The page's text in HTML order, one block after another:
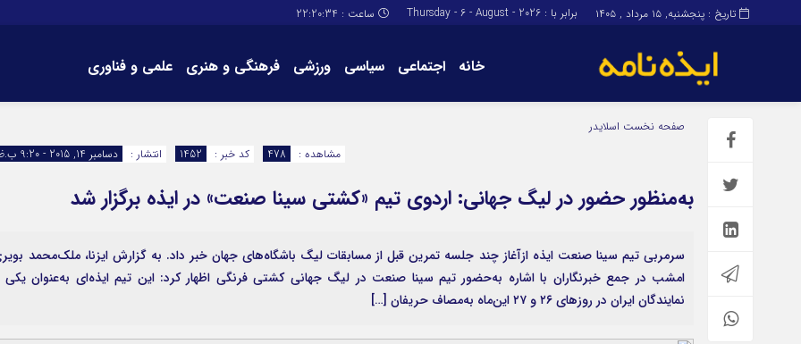
تاریخ : پنجشنبه, ۱۵ مرداد , ۱۴۰۵ برابر با : Thursday - 6 - August - 2026 ساعت : 22:20:34
خانه اجتماعی سیاسی ورزشی فرهنگی و هنری علمی و فناوری
برگه نمونهصفحه نخست اسلایدر
انتشار :
دسامبر 14, 2015 - 9:20 ب.ظ کد خبر : 1452 مشاهده : 478
به‌منظور حضور در لیگ جهانی: اردوی تیم «کشتی سینا صنعت» در ایذه برگزار شد
سرمربی تیم سینا صنعت ایذه ازآغاز چند جلسه تمرین قبل از مسابقات لیگ باشگاه‌های جهان خبر داد. به گزارش ایزنا، ملک‌محمد
امشب در جمع خبرنگاران با اشاره به‌حضور تیم سینا صنعت در لیگ جهانی کشتی فرنگی اظهار کرد: این تیم ایذه‌ای به‌عنوان یکی
نمایندگان ایران در روزهای ۲۶ و ۲۷ این‌ماه به‌مصاف حریفان […]